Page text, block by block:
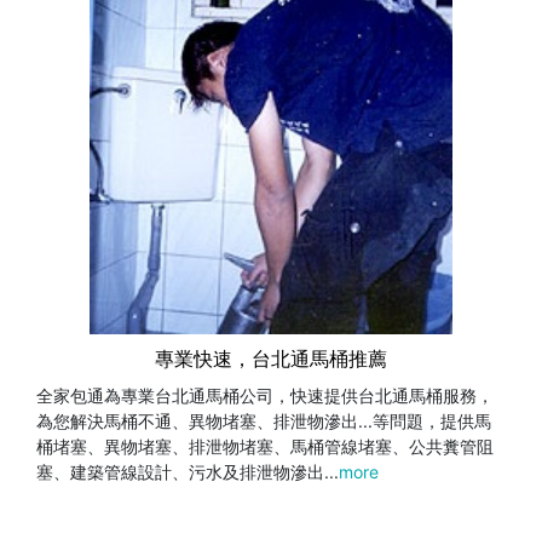
專業快速，台北通馬桶推薦
全家包通為專業台北通馬桶公司，快速提供台北通馬桶服務，
為您解決馬桶不通、異物堵塞、排泄物滲出...等問題，提供馬
桶堵塞、異物堵塞、排泄物堵塞、馬桶管線堵塞、公共糞管阻
塞、建築管線設計、污水及排泄物滲出...more